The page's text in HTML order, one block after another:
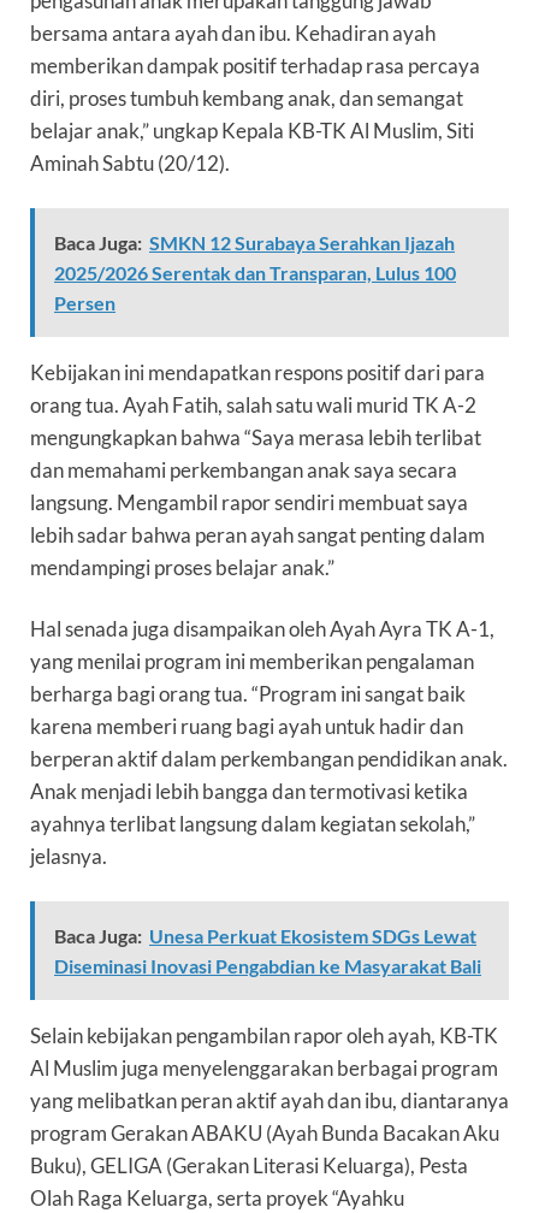
bersama antara ayah dan ibu. Kehadiran ayah
memberikan dampak positif terhadap rasa percaya
diri, proses tumbuh kembang anak, dan semangat
belajar anak,” ungkap Kepala KB-TK Al Muslim, Siti
Aminah Sabtu (20/12).
Baca Juga: SMKN 12 Surabaya Serahkan Ijazah
2025/2026 Serentak dan Transparan, Lulus 100
Persen
Kebijakan ini mendapatkan respons positif dari para
orang tua. Ayah Fatih, salah satu wali murid TK A-2
mengungkapkan bahwa “Saya merasa lebih terlibat
dan memahami perkembangan anak saya secara
langsung. Mengambil rapor sendiri membuat saya
lebih sadar bahwa peran ayah sangat penting dalam
mendampingi proses belajar anak.”
Hal senada juga disampaikan oleh Ayah Ayra TK A-1,
yang menilai program ini memberikan pengalaman
berharga bagi orang tua. “Program ini sangat baik
karena memberi ruang bagi ayah untuk hadir dan
berperan aktif dalam perkembangan pendidikan anak.
Anak menjadi lebih bangga dan termotivasi ketika
ayahnya terlibat langsung dalam kegiatan sekolah,”
jelasnya.
Baca Juga: Unesa Perkuat Ekosistem SDGs Lewat
Diseminasi Inovasi Pengabdian ke Masyarakat Bali
Selain kebijakan pengambilan rapor oleh ayah, KB-TK
Al Muslim juga menyelenggarakan berbagai program
yang melibatkan peran aktif ayah dan ibu, diantaranya
program Gerakan ABAKU (Ayah Bunda Bacakan Aku
Buku), GELIGA (Gerakan Literasi Keluarga), Pesta
Olah Raga Keluarga, serta proyek “Ayahku